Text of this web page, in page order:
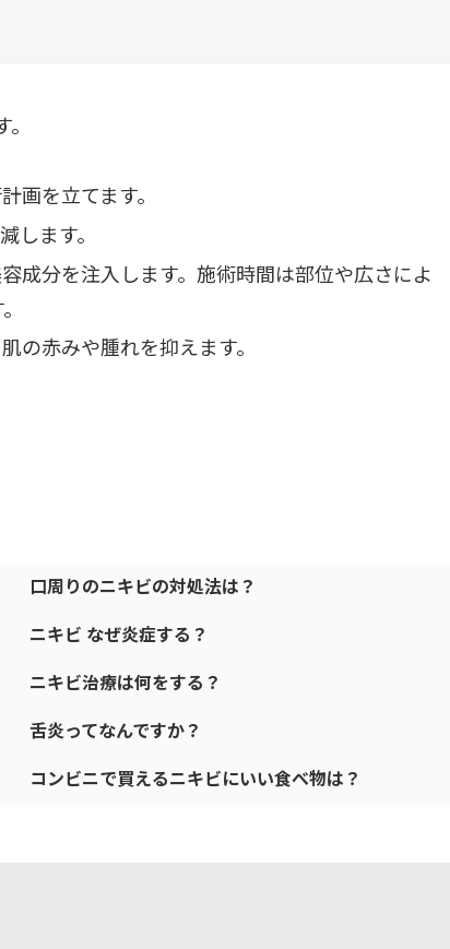
画を立てます。
します。
成分を注入します。施術時間は部位や広さによ
の赤みや腫れを抑えます。
口周りのニキビの対処法は？
ニキビ なぜ炎症する？
ニキビ治療は何をする？
舌炎ってなんですか？
コンビニで買えるニキビにいい食べ物は？